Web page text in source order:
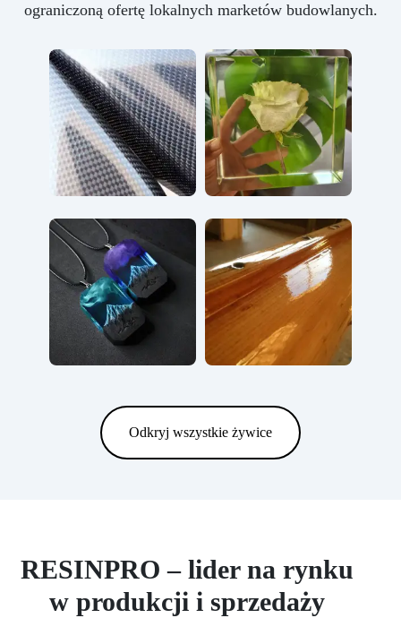
ograniczoną ofertę lokalnych marketów budowlanych.
Odkryj wszystkie żywice
RESINPRO – lider na rynku
w produkcji i sprzedaży